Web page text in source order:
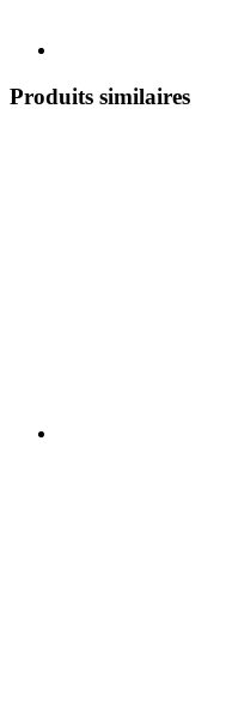
Produits similaires